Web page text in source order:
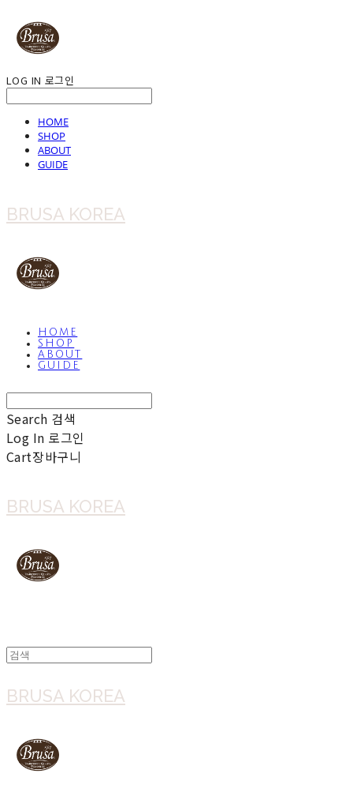
LOG IN 로그인
HOME
SHOP
ABOUT
GUIDE
BRUSA KOREA
HOME
SHOP
ABOUT
GUIDE
Search 검색
Log In 로그인
Cart장바구니
BRUSA KOREA
BRUSA KOREA